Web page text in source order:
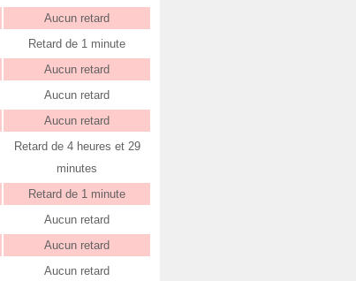
Aucun retard
Retard de 1 minute
Aucun retard
Aucun retard
Aucun retard
Retard de 4 heures et 29
minutes
Retard de 1 minute
Aucun retard
Aucun retard
Aucun retard